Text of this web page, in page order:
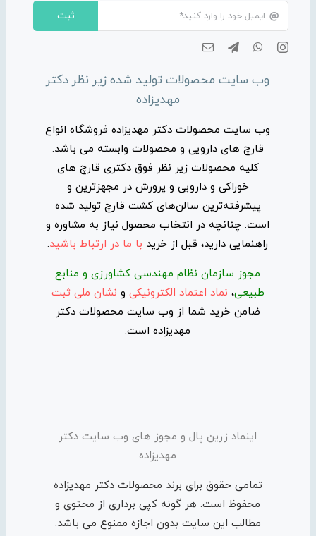
ثبت
وب سایت محصولات تولید شده زیر نظر دکتر
مهدیزاده
وب سایت محصولات دکتر مهدیزاده فروشگاه انواع
قارچ های دارویی و محصولات وابسته می باشد.
کلیه محصولات زیر نظر فوق دکتری قارچ های
خوراکی و دارویی و پرورش در مجهزترین و
پیشرفته‌ترین سالن‌های کشت قارچ تولید شده
است. چنانچه در انتخاب محصول نیاز به مشاوره و
راهنمایی دارید، قبل از خرید با ما در ارتباط باشید.
مجوز سازمان نظام مهندسی کشاورزی و منابع
طبیعی، نماد اعتماد الکترونیکی و نشان ملی ثبت
ضامن خرید شما از وب سایت محصولات دکتر
مهدیزاده است.
اینماد زرین پال و مجوز های وب سایت دکتر
مهدیزاده
تمامی حقوق برای برند محصولات دکتر مهدیزاده
محفوظ است. هر گونه کپی برداری از محتوی و
مطالب این سایت بدون اجازه ممنوع می باشد.